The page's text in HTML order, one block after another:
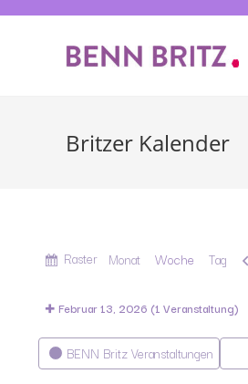
Britzer Kalender
Anzeigen
Raster Monat Woche Tag
Februar 13, 2026 (1 Veranstaltung)
Kategorien
BENN Britz Veranstaltungen